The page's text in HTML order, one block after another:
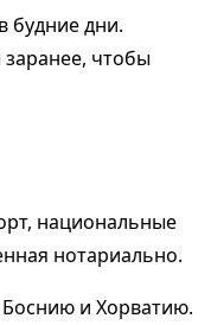
будние дни.
чтобы
национальные
нотариально.
Боснию и Хорватию.